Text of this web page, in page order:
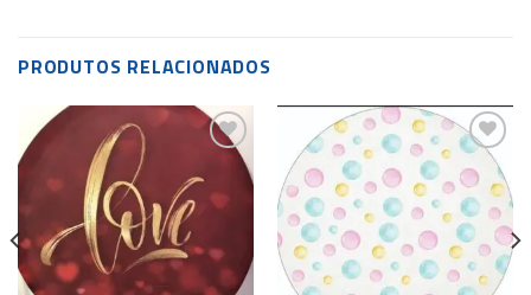
PRODUTOS RELACIONADOS
wishlist
Add to
wishlist